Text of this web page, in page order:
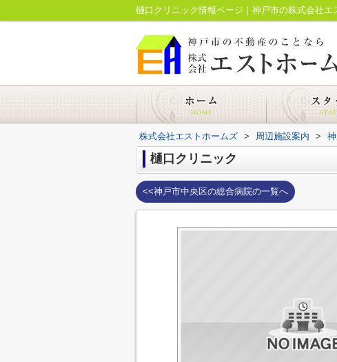
樋口クリニック情報ページ｜神戸市の株式会社エ
株式会社エストホームズ > 周辺施設案内 >
樋口クリニック
<<神戸市中央区の総合病院の一覧へ